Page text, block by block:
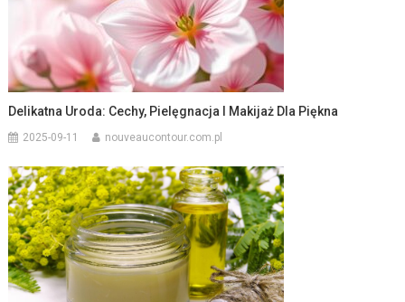
Delikatna Uroda: Cechy, Pielęgnacja I Makijaż Dla Piękna
2025-09-11 nouveaucontour.com.pl